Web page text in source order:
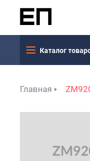
Каталог
Главная